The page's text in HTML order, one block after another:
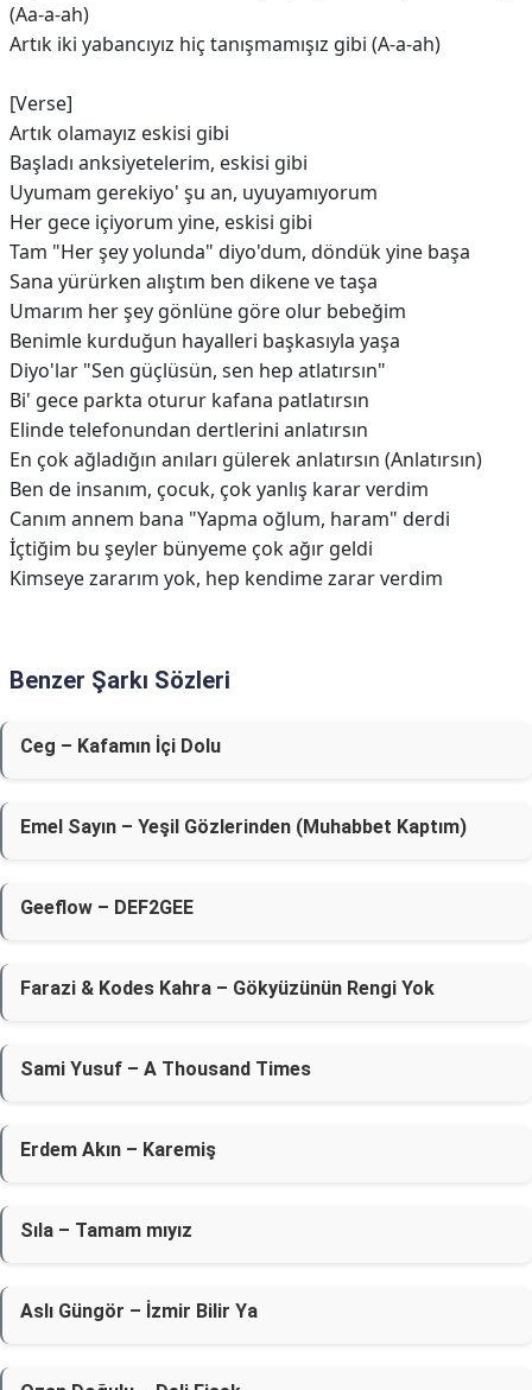
(Aa-a-ah)
Artık iki yabancıyız hiç tanışmamışız gibi (A-a-ah)
[Verse]
Artık olamayız eskisi gibi
Başladı anksiyetelerim, eskisi gibi
Uyumam gerekiyo' şu an, uyuyamıyorum
Her gece içiyorum yine, eskisi gibi
Tam "Her şey yolunda" diyo'dum, döndük yine başa
Sana yürürken alıştım ben dikene ve taşa
Umarım her şey gönlüne göre olur bebeğim
Benimle kurduğun hayalleri başkasıyla yaşa
Diyo'lar "Sen güçlüsün, sen hep atlatırsın"
Bi' gece parkta oturur kafana patlatırsın
Elinde telefonundan dertlerini anlatırsın
En çok ağladığın anıları gülerek anlatırsın (Anlatırsın)
Ben de insanım, çocuk, çok yanlış karar verdim
Canım annem bana "Yapma oğlum, haram" derdi
İçtiğim bu şeyler bünyeme çok ağır geldi
Kimseye zararım yok, hep kendime zarar verdim
Benzer Şarkı Sözleri
Ceg – Kafamın İçi Dolu
Emel Sayın – Yeşil Gözlerinden (Muhabbet Kaptım)
Geeflow – DEF2GEE
Farazi & Kodes Kahra – Gökyüzünün Rengi Yok
Sami Yusuf – A Thousand Times
Erdem Akın – Karemiş
Sıla – Tamam mıyız
Aslı Güngör – İzmir Bilir Ya